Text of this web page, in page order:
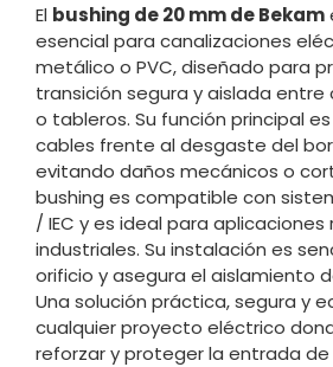
El bushing de 20 mm de Bekam
esencial para canalizaciones
metálico o PVC, diseñado para
transición segura y aislada
o tableros. Su función principal
cables frente al desgaste del
evitando daños mecánicos o
bushing es compatible con
/ IEC y es ideal para aplicaciones
industriales. Su instalación es
orificio y asegura el aislamiento
Una solución práctica, segura y
cualquier proyecto eléctrico
reforzar y proteger la entrada de